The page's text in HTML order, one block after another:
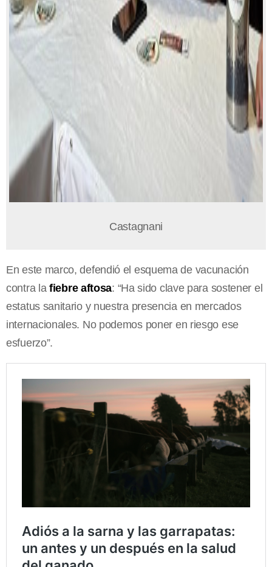
Castagnani
En este marco, defendió el esquema de vacunación
contra la fiebre aftosa: “Ha sido clave para sostener el
estatus sanitario y nuestra presencia en mercados
internacionales. No podemos poner en riesgo ese
esfuerzo”.